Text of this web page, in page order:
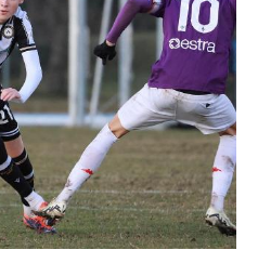
STADIUM
CENTER